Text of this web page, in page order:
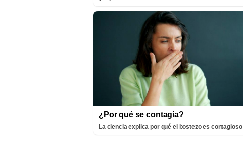
¿Por qué se contagia?
La ciencia explica por qué el bostezo es contagioso